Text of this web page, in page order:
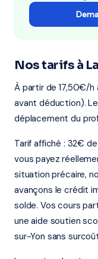
Nos tarifs à
À partir de 17,50€/
avant déduction).
déplacement du
Tarif affiché : 32€
vous payez
situation précaire,
avançons le crédit
solde. Vos cours
une aide soutien
sur-Yon sans